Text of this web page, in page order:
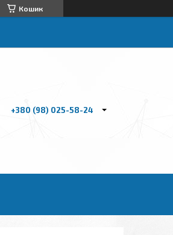
Кошик
+380 (98) 025-58-24